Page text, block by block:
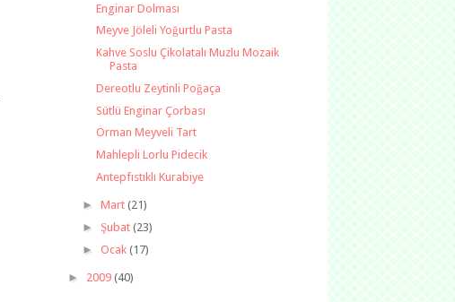
Enginar Dolması
Meyve Jöleli Yoğurtlu Pasta
Kahve Soslu Çikolatalı Muzlu Mozaik
Pasta
Dereotlu Zeytinli Poğaça
Sütlü Enginar Çorbası
Orman Meyveli Tart
Mahlepli Lorlu Pidecik
Antepfıstıklı Kurabiye
► Mart (21)
► Şubat (23)
► Ocak (17)
► 2009 (40)